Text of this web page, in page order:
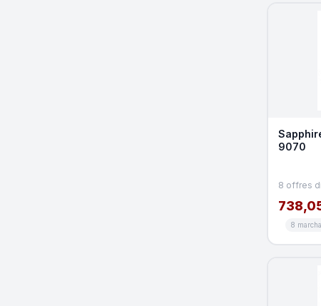
9070
8 offres
8